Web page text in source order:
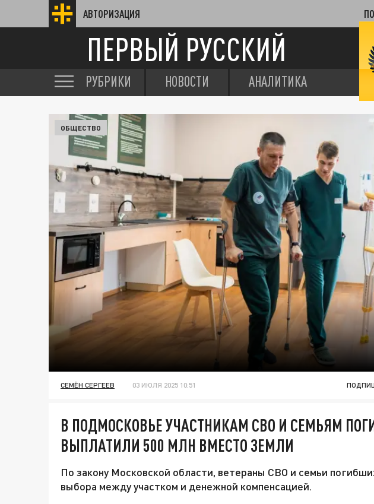
АВТОРИЗАЦИЯ
ПЕРВЫЙ РУССКИЙ
РУБРИКИ НОВОСТИ АНАЛИТИКА
ОБЩЕСТВО
СЕМЁН СЕРГЕЕВ 03 ИЮЛЯ 2025 10:51
В ПОДМОСКОВЬЕ УЧАСТНИКАМ СВО И СЕМЬЯМ
ВЫПЛАТИЛИ 500 МЛН ВМЕСТО ЗЕМЛИ
По закону Московской области, ветераны СВО и семьи
выбора между участком и денежной компенсацией.